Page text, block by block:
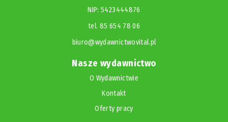
NIP: 5423444876
tel. 85 654 78 06
biuro@wydawnictwovital.pl
Nasze wydawnictwo
O Wydawnictwie
Kontakt
Oferty pracy